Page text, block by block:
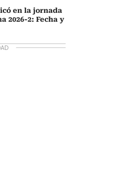
en la jornada
2026-2: Fecha y